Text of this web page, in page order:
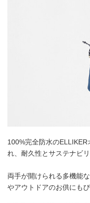
100%完全防水の
れ、耐久性とサステナビ
両手が開けられる多機能
やアウトドアのお供にもぴ